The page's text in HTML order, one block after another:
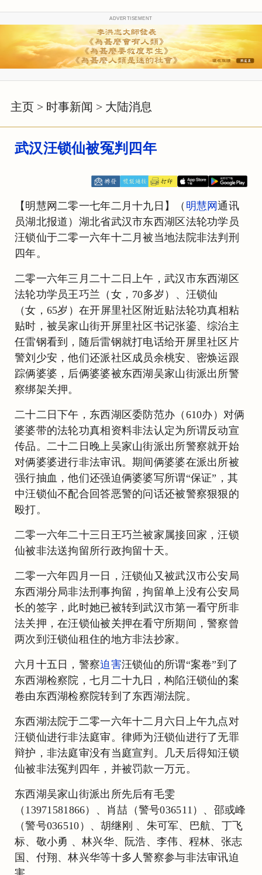
ADVERTISEMENT
主页 > 时事新闻 > 大陆消息
武汉汪锁仙被冤判四年
【明慧网二零一七年二月十九日】（ 明慧网通讯
员湖北报道）湖北省武汉市东西湖区法轮功学员
汪锁仙于二零一六年十二月被当地法院非法判刑
四年。
二零一六年三月二十二日上午，武汉市东西湖区
法轮功学员王巧兰（女，70多岁）、汪锁仙
（女，65岁）在开屏里社区附近贴法轮功真相粘
贴时，被吴家山街开屏里社区书记张鎏、综治主
任雷钢看到，随后雷钢就打电话给开屏里社区片
警刘少安，他们还派社区成员余桃安、密焕运跟
踪俩婆婆，后俩婆婆被东西湖吴家山街派出所警
察绑架关押。
二十二日下午，东西湖区委防范办（610办）对俩
婆婆带的法轮功真相资料非法认定为所谓反动宣
传品。二十二日晚上吴家山街派出所警察就开始
对俩婆婆进行非法审讯。期间俩婆婆在派出所被
强行抽血，他们还强迫俩婆婆写所谓“保证”，其
中汪锁仙不配合回答恶警的问话还被警察狠狠的
殴打。
二零一六年二十三日王巧兰被家属接回家，汪锁
仙被非法送拘留所行政拘留十天。
二零一六年四月一日，汪锁仙又被武汉市公安局
东西湖分局非法刑事拘留，拘留单上没有公安局
长的签字，此时她已被转到武汉市第一看守所非
法关押，在汪锁仙被关押在看守所期间，警察曾
两次到汪锁仙租住的地方非法抄家。
六月十五日，警察迫害汪锁仙的所谓“案卷”到了
东西湖检察院，七月二十九日，构陷汪锁仙的案
卷由东西湖检察院转到了东西湖法院。
东西湖法院于二零一六年十二月六日上午九点对
汪锁仙进行非法庭审。律师为汪锁仙进行了无罪
辩护，非法庭审没有当庭宣判。几天后得知汪锁
仙被非法冤判四年，并被罚款一万元。
东西湖吴家山街派出所先后有毛雯
（13971581866）、肖喆（警号036511）、邵或峰
（警号036510）、胡继刚 、朱可军、巴航、丁飞
标、敬小勇 、林兴华、阮浩、李伟、程林、张志
国、付翔、林兴华等十多人警察参与非法审讯迫